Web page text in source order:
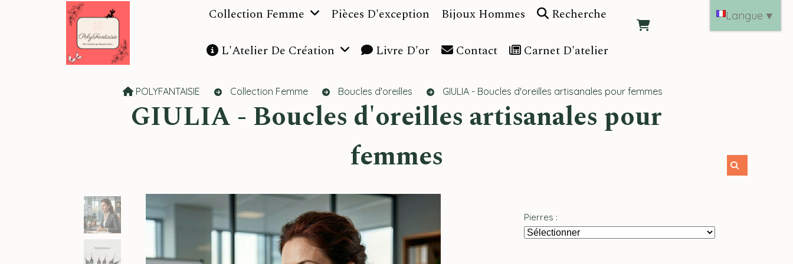
Collection Femme Pièces D'exception Bijoux Hommes Recherche
L'Atelier De Création Livre D'or Contact Carnet D'atelier
POLYFANTAISIE Collection Femme Boucles d'oreilles GIULIA - Boucles d'oreilles artisanales pour femmes
GIULIA - Boucles d'oreilles artisanales pour
femmes
Pierres :
Langue ▼
Panneau de gestion des cookies